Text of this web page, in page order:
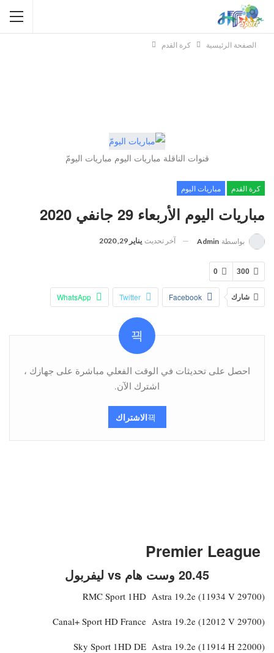
الصفحة الرئيسية كرة القدم
قنوات الناقلة مباريات اليوم مباريات اليومّ
كرة القدم مباريات اليوم
مباريات اليوم الأربعاء 29 جانفي 2020
بواسطة Admin آخر تحديث يناير 29, 2020
0 300
شارك Facebook
Twitter
WhatsApp
البريد الإلكتروني
احصل على تحديثات في الوقت الفعلي مباشرة على جهازك ،
اشترك الآن.
الاشتراك
20.45 وست هام vs ليفربول
RMC Sport 1HD Astra 19.2e (11934 V 29700)
Canal+ Sport HD France Astra 19.2e (12012 V 29700)
Sky Sport 1HD DE Astra 19.2e (11914 H 22000)